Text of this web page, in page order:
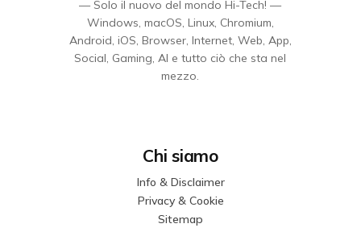
— Solo il nuovo del mondo Hi-Tech! —
Windows, macOS, Linux, Chromium,
Android, iOS, Browser, Internet, Web, App,
Social, Gaming, AI e tutto ciò che sta nel
mezzo.
Chi siamo
Info & Disclaimer
Privacy & Cookie
Sitemap